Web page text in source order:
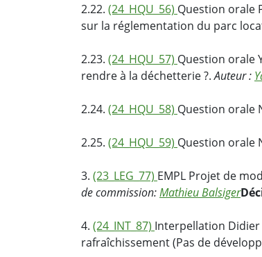
2.22. (24_HQU_56) Question orale
sur la réglementation du parc
2.23. (24_HQU_57) Question orale
rendre à la déchetterie ?.Auteur :
2.24. (24_HQU_58) Question orale
2.25. (24_HQU_59) Question orale
3. (23_LEG_77) EMPL Projet de
de commission:Mathieu Balsiger
4. (24_INT_87) Interpellation
rafraîchissement (Pas de